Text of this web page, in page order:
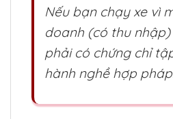
Nếu bạn chạy xe vì
doanh (có thu
phải có chứng chỉ
hành nghề hợp